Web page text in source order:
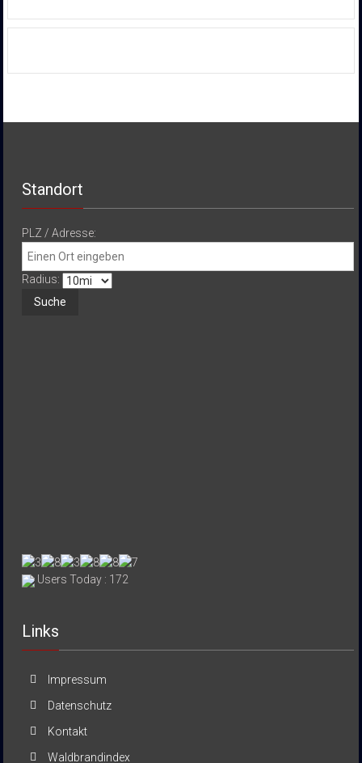
Standort
PLZ / Adresse:
Radius:
Users Today : 172
Links
Impressum
Datenschutz
Kontakt
Waldbrandindex